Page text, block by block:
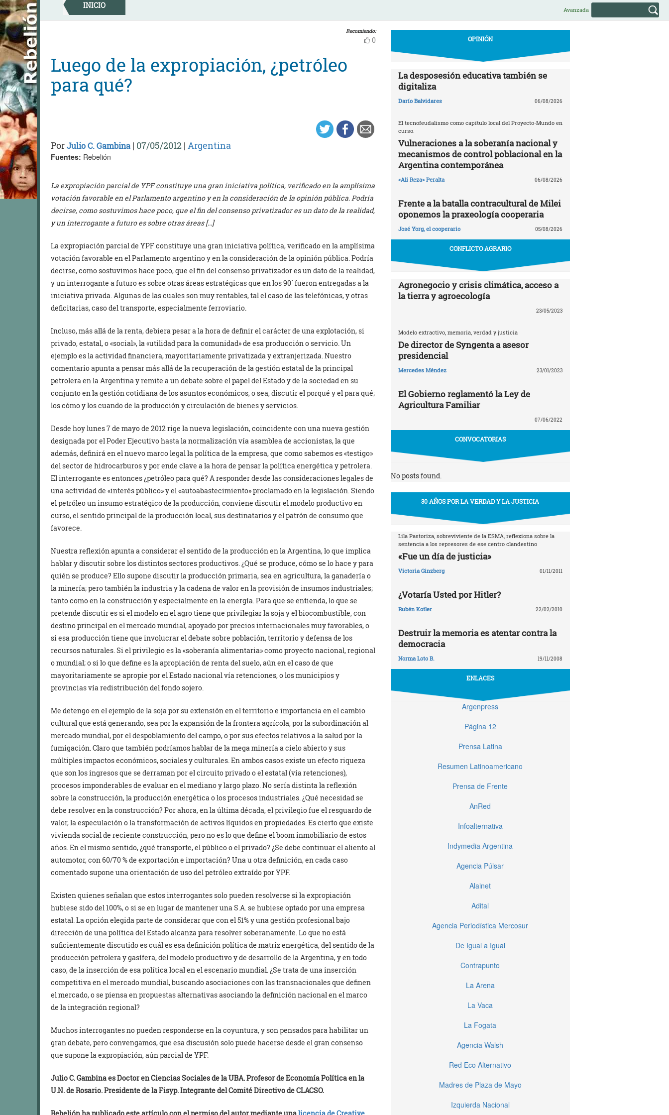
Skip
to
content
INICIO Avanzada
Recomiendo:
0
Luego de la expropiación, ¿petróleo
para qué?
PorJulio C. Gambina | 07/05/2012 | Argentina
Fuentes: Rebelión
La expropiación parcial de YPF constituye una gran iniciativa política, verificado en la amplísima
votación favorable en el Parlamento argentino y en la consideración de la opinión pública. Podría
decirse, como sostuvimos hace poco, que el fin del consenso privatizador es un dato de la realidad,
y un interrogante a futuro es sobre otras áreas […]
La expropiación parcial de YPF constituye una gran iniciativa política, verificado en la amplísima
votación favorable en el Parlamento argentino y en la consideración de la opinión pública. Podría
decirse, como sostuvimos hace poco, que el fin del consenso privatizador es un dato de la realidad,
y un interrogante a futuro es sobre otras áreas estratégicas que en los 90´ fueron entregadas a la
iniciativa privada. Algunas de las cuales son muy rentables, tal el caso de las telefónicas, y otras
deficitarias, caso del transporte, especialmente ferroviario.
Incluso, más allá de la renta, debiera pesar a la hora de definir el carácter de una explotación, si
privado, estatal, o «social», la «utilidad para la comunidad» de esa producción o servicio. Un
ejemplo es la actividad financiera, mayoritariamente privatizada y extranjerizada. Nuestro
comentario apunta a pensar más allá de la recuperación de la gestión estatal de la principal
petrolera en la Argentina y remite a un debate sobre el papel del Estado y de la sociedad en su
conjunto en la gestión cotidiana de los asuntos económicos, o sea, discutir el porqué y el para qué;
los cómo y los cuando de la producción y circulación de bienes y servicios.
Desde hoy lunes 7 de mayo de 2012 rige la nueva legislación, coincidente con una nueva gestión
designada por el Poder Ejecutivo hasta la normalización vía asamblea de accionistas, la que
además, definirá en el nuevo marco legal la política de la empresa, que como sabemos es «testigo»
del sector de hidrocarburos y por ende clave a la hora de pensar la política energética y petrolera.
El interrogante es entonces ¿petróleo para qué? A responder desde las consideraciones legales de
una actividad de «interés público» y el «autoabastecimiento» proclamado en la legislación. Siendo
el petróleo un insumo estratégico de la producción, conviene discutir el modelo productivo en
curso, el sentido principal de la producción local, sus destinatarios y el patrón de consumo que
favorece.
Nuestra reflexión apunta a considerar el sentido de la producción en la Argentina, lo que implica
hablar y discutir sobre los distintos sectores productivos. ¿Qué se produce, cómo se lo hace y para
quién se produce? Ello supone discutir la producción primaria, sea en agricultura, la ganadería o
la minería; pero también la industria y la cadena de valor en la provisión de insumos industriales;
tanto como en la construcción y especialmente en la energía. Para que se entienda, lo que se
pretende discutir es si el modelo en el agro tiene que privilegiar la soja y el biocombustible, con
destino principal en el mercado mundial, apoyado por precios internacionales muy favorables, o
si esa producción tiene que involucrar el debate sobre población, territorio y defensa de los
recursos naturales. Si el privilegio es la «soberanía alimentaria» como proyecto nacional, regional
o mundial; o si lo que define es la apropiación de renta del suelo, aún en el caso de que
mayoritariamente se apropie por el Estado nacional vía retenciones, o los municipios y
provincias vía redistribución del fondo sojero.
Me detengo en el ejemplo de la soja por su extensión en el territorio e importancia en el cambio
cultural que está generando, sea por la expansión de la frontera agrícola, por la subordinación al
mercado mundial, por el despoblamiento del campo, o por sus efectos relativos a la salud por la
fumigación. Claro que también podríamos hablar de la mega minería a cielo abierto y sus
múltiples impactos económicos, sociales y culturales. En ambos casos existe un efecto riqueza
que son los ingresos que se derraman por el circuito privado o el estatal (vía retenciones),
procesos imponderables de evaluar en el mediano y largo plazo. No sería distinta la reflexión
sobre la construcción, la producción energética o los procesos industriales. ¿Qué necesidad se
debe resolver en la construcción? Por ahora, en la última década, el privilegio fue el resguardo de
valor, la especulación o la transformación de activos líquidos en propiedades. Es cierto que existe
vivienda social de reciente construcción, pero no es lo que define el boom inmobiliario de estos
años. En el mismo sentido, ¿qué transporte, el público o el privado? ¿Se debe continuar el aliento al
automotor, con 60/70 % de exportación e importación? Una u otra definición, en cada caso
comentado supone una orientación de uso del petróleo extraído por YPF.
Existen quienes señalan que estos interrogantes solo pueden resolverse si la expropiación
hubiese sido del 100%, o si se en lugar de mantener una S.A. se hubiese optado por una empresa
estatal. La opción elegida parte de considerar que con el 51% y una gestión profesional bajo
dirección de una política del Estado alcanza para resolver soberanamente. Lo que no está
suficientemente discutido es cuál es esa definición política de matriz energética, del sentido de la
producción petrolera y gasífera, del modelo productivo y de desarrollo de la Argentina, y en todo
caso, de la inserción de esa política local en el escenario mundial. ¿Se trata de una inserción
competitiva en el mercado mundial, buscando asociaciones con las transnacionales que definen
el mercado, o se piensa en propuestas alternativas asociando la definición nacional en el marco
de la integración regional?
Muchos interrogantes no pueden responderse en la coyuntura, y son pensados para habilitar un
gran debate, pero convengamos, que esa discusión solo puede hacerse desde el gran consenso
que supone la expropiación, aún parcial de YPF.
Julio C. Gambina es Doctor en Ciencias Sociales de la UBA. Profesor de Economía Política en la
U.N. de Rosario. Presidente de la Fisyp. Integrante del Comité Directivo de CLACSO.
OPINIÓN
La desposesión educativa también se
digitaliza
Darío Balvidares 06/08/2026
El tecnofeudalismo como capítulo local del Proyecto-Mundo en
curso.
Vulneraciones a la soberanía nacional y
mecanismos de control poblacional en la
Argentina contemporánea
«Ali Reza» Peralta 06/08/2026
Frente a la batalla contracultural de Milei
oponemos la praxeología cooperaria
José Yorg, el cooperario 05/08/2026
CONFLICTO AGRARIO
Agronegocio y crisis climática, acceso a
la tierra y agroecología
23/05/2023
Modelo extractivo, memoria, verdad y justicia
De director de Syngenta a asesor
presidencial
Mercedes Méndez 23/01/2023
El Gobierno reglamentó la Ley de
Agricultura Familiar
07/06/2022
CONVOCATORIAS
No posts found.
30 AÑOS POR LA VERDAD Y LA JUSTICIA
Lila Pastoriza, sobreviviente de la ESMA, reflexiona sobre la
sentencia a los represores de ese centro clandestino
«Fue un día de justicia»
Victoria Ginzberg 01/11/2011
¿Votaría Usted por Hitler?
Rubén Kotler 22/02/2010
Destruir la memoria es atentar contra la
democracia
Norma Loto B. 19/11/2008
ENLACES
Argenpress
Página 12
Prensa Latina
Resumen Latinoamericano
Prensa de Frente
AnRed
Infoalternativa
Indymedia Argentina
Agencia Púlsar
Alainet
Adital
Agencia Periodística Mercosur
De Igual a Igual
Contrapunto
La Arena
La Vaca
La Fogata
Agencia Walsh
Red Eco Alternativo
Madres de Plaza de Mayo
Izquierda Nacional